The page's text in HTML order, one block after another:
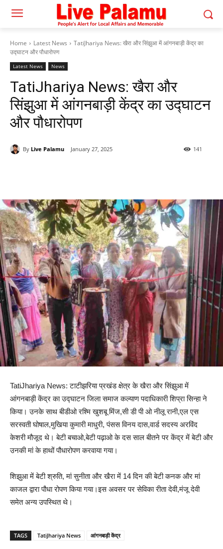
Home Latest News
TatiJhariya News: खैरा और सिंझुआ में आंगनबाड़ी केंद्र का
उद्घाटन और पौधारोपण
Latest News News
TatiJhariya News: खैरा और
सिंझुआ में आंगनबाड़ी केंद्र का उद्घाटन
और पौधारोपण
By Live Palamu January 27, 2025 141
TatiJhariya News: टाटीझरिया प्रखंड क्षेत्र के खैरा और सिंझुआ में
आंगनबाड़ी केंद्र का उद्घाटन जिला समाज कल्याण पदाधिकारी शिप्रा सिन्हा ने
किया। उनके साथ बीडीओ रश्मि खुशबू मिंज,सी डी पी ओ नीलू रानी,एल एस
सरस्वती घोषाल,मुखिया कुमारी माधुरी, पंसस विनय दास,वार्ड सदस्य अरविंद
केशरी मौजूद थे। बेटी बचाओ,बेटी पढ़ाओ के दस साल बीतने पर केंद्र में बेटी और
उनकी मां के हाथों पौधारोपण करवाया गया।
शिझुआ में बेटी श्रुति, मां सुनीता और खैरा में 14 दिन की बेटी कनक और मां
काजल द्वारा पौधा रोपण किया गया।इस अवसर पर सेविका रीता देवी,मंजू देवी
समेत अन्य उपस्थित थे।
TAGS TatiJhariya News आंगनबाड़ी केंद्र